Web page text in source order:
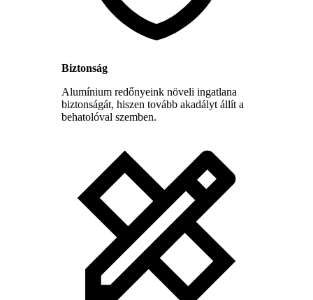
Biztonság
Alumínium redőnyeink növeli ingatlana
biztonságát, hiszen tovább akadályt állít a
behatolóval szemben.